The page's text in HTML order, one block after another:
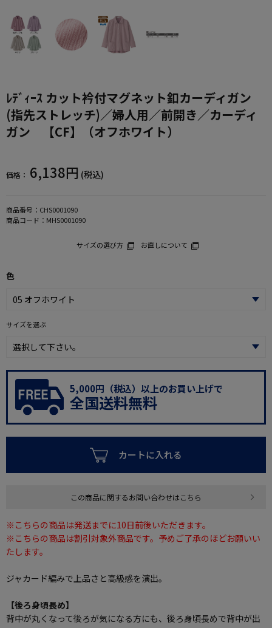
ﾚﾃﾞｨｰｽ カット衿付マグネット釦カーディガン
(指先ストレッチ)／婦人用／前開き／カーディ
ガン 【CF】（オフホワイト）
価格： 6,138円 (税込)
商品番号： CHS0001090
商品コード： MHS0001090
サイズの選び方 お直しについて
色
サイズを選ぶ
5,000円（税込）以上のお買い上げで
全国送料無料
カートに入れる
この商品に関するお問い合わせはこちら
※こちらの商品は発送までに10日前後いただきます。
※こちらの商品は割引対象外商品です。予めご了承のほどお願いい
たします。
ジャカード編みで上品さと高級感を演出。
【後ろ身頃長め】
背中が丸くなって後ろが気になる方にも、後ろ身頃長めで背中が出